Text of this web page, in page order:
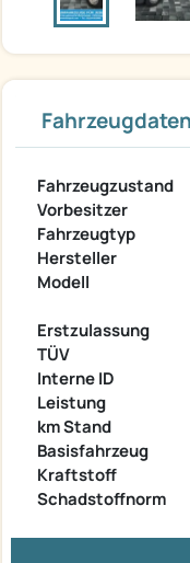
Fahrzeugzustand
Vorbesitzer
Fahrzeugtyp
Hersteller
Modell
Erstzulassung
TÜV
Interne ID
Leistung
km Stand
Basisfahrzeug
Kraftstoff
Schadstoffnorm